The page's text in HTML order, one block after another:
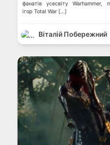
фанатів усесвіту Warhammer,
ігор Total War […]
Віталій Побережний